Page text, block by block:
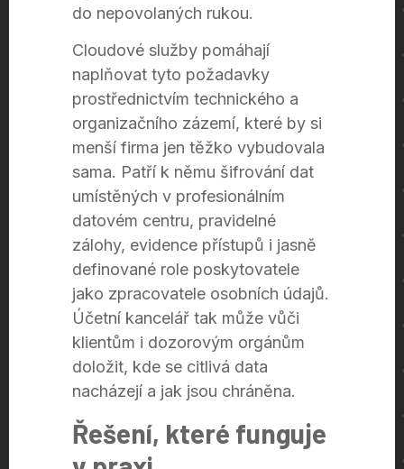
do nepovolaných rukou.
Cloudové služby pomáhají
naplňovat tyto požadavky
prostřednictvím technického a
organizačního zázemí, které by si
menší firma jen těžko vybudovala
sama. Patří k němu šifrování dat
umístěných v profesionálním
datovém centru, pravidelné
zálohy, evidence přístupů i jasně
definované role poskytovatele
jako zpracovatele osobních údajů.
Účetní kancelář tak může vůči
klientům i dozorovým orgánům
doložit, kde se citlivá data
nacházejí a jak jsou chráněna.
Řešení, které funguje